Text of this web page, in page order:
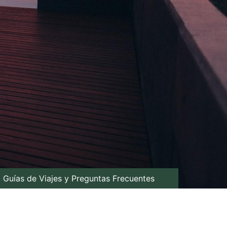
Guías de Viajes y Preguntas Frecuentes